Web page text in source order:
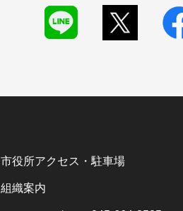
市役所アクセス・駐車場
組織案内